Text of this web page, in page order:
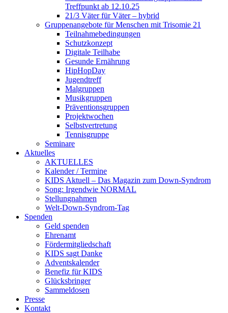
Treffpunkt ab 12.10.25
21/3 Väter für Väter – hybrid
Gruppenangebote für Menschen mit Trisomie 21
Teilnahmebedingungen
Schutzkonzept
Digitale Teilhabe
Gesunde Ernährung
HipHopDay
Jugendtreff
Malgruppen
Musikgruppen
Präventionsgruppen
Projektwochen
Selbstvertretung
Tennisgruppe
Seminare
Aktuelles
AKTUELLES
Kalender / Termine
KIDS Aktuell – Das Magazin zum Down-Syndrom
Song: Irgendwie NORMAL
Stellungnahmen
Welt-Down-Syndrom-Tag
Spenden
Geld spenden
Ehrenamt
Fördermitgliedschaft
KIDS sagt Danke
Adventskalender
Benefiz für KIDS
Glücksbringer
Sammeldosen
Presse
Kontakt